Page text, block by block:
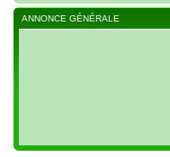
ANNONCE GÉNÉRALE